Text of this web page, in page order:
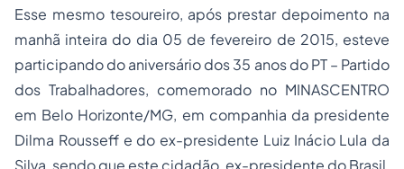
Esse mesmo tesoureiro, após prestar depoimento na
manhã inteira do dia 05 de fevereiro de 2015, esteve
participando do aniversário dos 35 anos do PT – Partido
dos Trabalhadores, comemorado no MINASCENTRO
em Belo Horizonte/MG, em companhia da presidente
Dilma Rousseff e do ex-presidente Luiz Inácio Lula da